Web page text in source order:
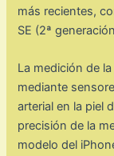
más recientes,
SE (2ª
La medición de
mediante
arterial en la piel
precisión de la
modelo del